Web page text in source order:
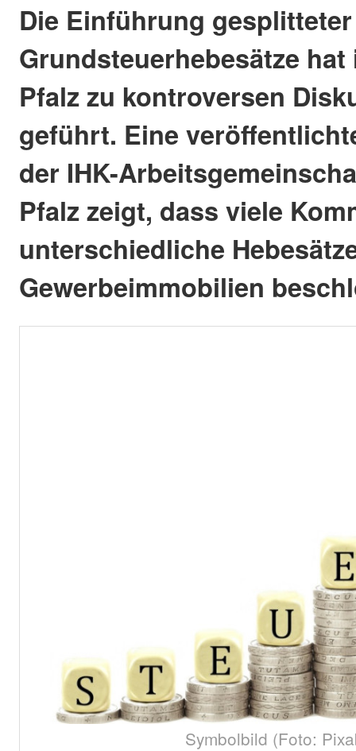
Die Einführung gesplitteter
Grundsteuerhebesätze
Pfalz zu kontroversen
geführt. Eine
der IHK-
Pfalz zeigt, dass viele
unterschiedliche
Gewerbeimmobilien
Symbolbild (Foto: